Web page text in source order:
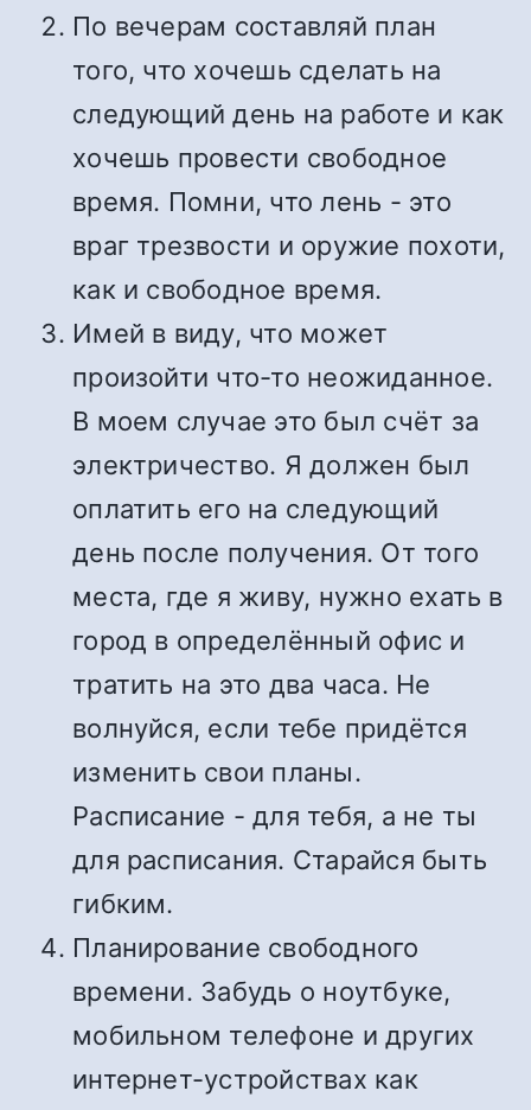
По вечерам составляй план
того, что хочешь сделать на
следующий день на работе и как
хочешь провести свободное
время. Помни, что лень - это
враг трезвости и оружие похоти,
как и свободное время.
Имей в виду, что может
произойти что-то неожиданное.
В моем случае это был счёт за
электричество. Я должен был
оплатить его на следующий
день после получения. От того
места, где я живу, нужно ехать в
город в определённый офис и
тратить на это два часа. Не
волнуйся, если тебе придётся
изменить свои планы.
Расписание - для тебя, а не ты
для расписания. Старайся быть
гибким.
Планирование свободного
времени. Забудь о ноутбуке,
мобильном телефоне и других
интернет-устройствах как